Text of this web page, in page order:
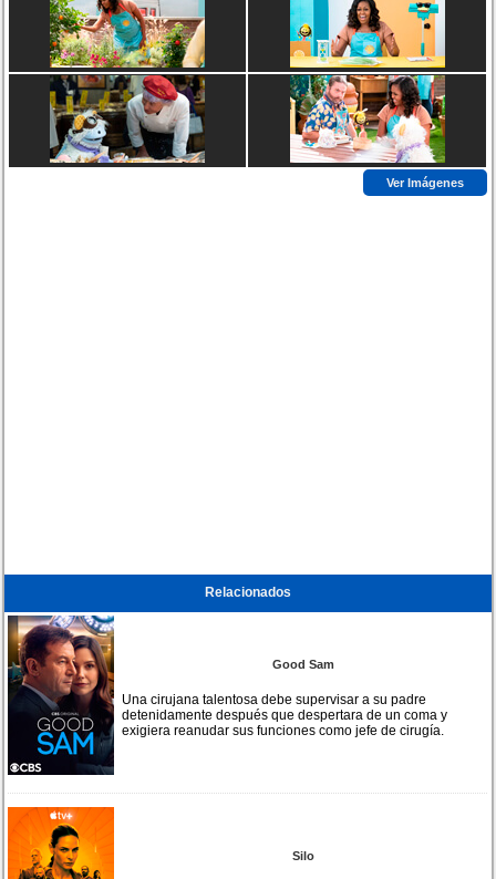
Ver Imágenes
Relacionados
Good Sam
Una cirujana talentosa debe supervisar a su padre
detenidamente después que despertara de un coma y
exigiera reanudar sus funciones como jefe de cirugía.
Silo